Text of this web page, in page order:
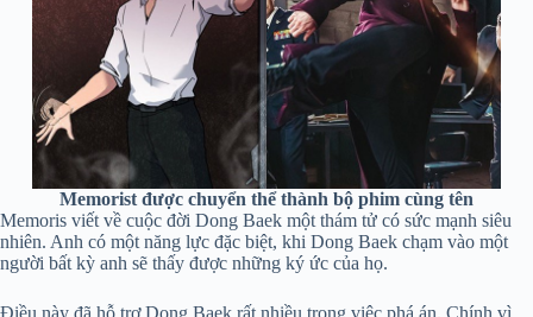
Memorist được chuyển thể thành bộ phim cùng tên
Memoris viết về cuộc đời Dong Baek một thám tử có sức mạnh siêu
nhiên. Anh có một năng lực đặc biệt, khi Dong Baek chạm vào một
người bất kỳ anh sẽ thấy được những ký ức của họ.
Điều này đã hỗ trợ Dong Baek rất nhiều trong việc phá án. Chính vì